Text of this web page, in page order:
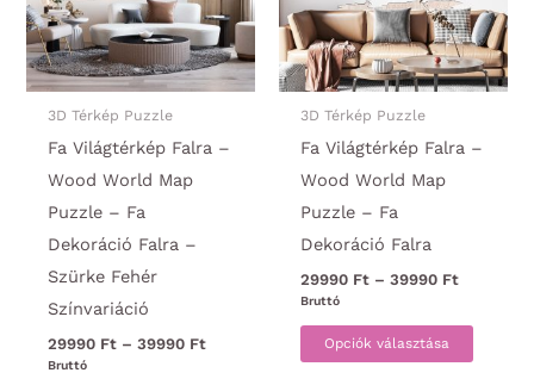
a
termékoldalon
választhatók
ki
3D Térkép Puzzle
Fa Világtérkép Falra –
Wood World Map
Puzzle – Fa
Dekoráció Falra –
Szürke Fehér
Színvariáció
29990 Ft – 39990 FtÁrtartomány:
Bruttó
3D Térkép Puzzle
Fa Világtérkép Falra –
Wood World Map
Puzzle – Fa
Dekoráció Falra
29990 Ft – 39990 Ft
Bruttó
Opciók választása
Ennek
a